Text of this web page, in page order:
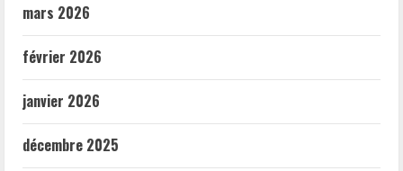
mars 2026
février 2026
janvier 2026
décembre 2025